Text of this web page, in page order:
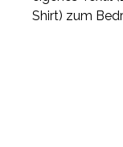
Shirt) zum